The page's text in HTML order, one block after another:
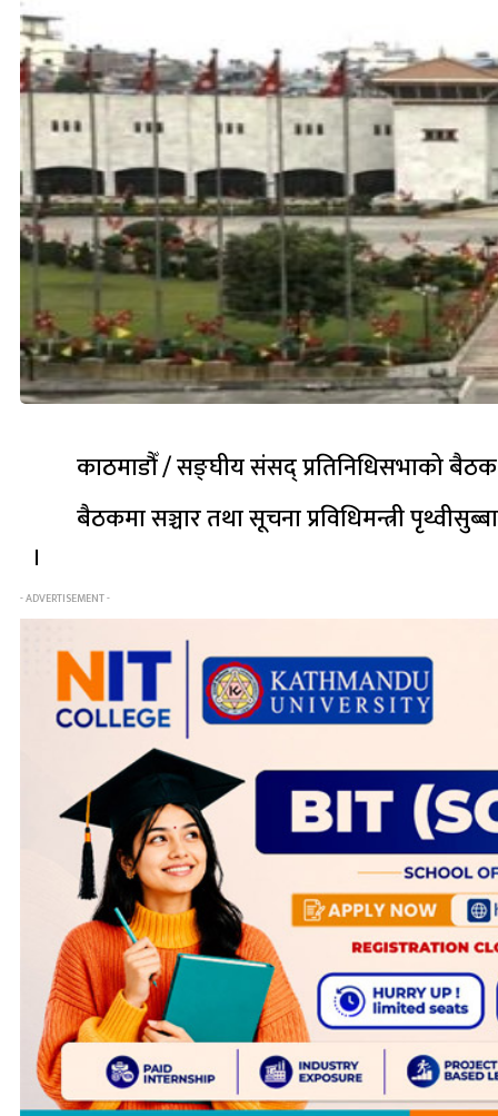
काठमाडौँ / सङ्घीय संसद् प्रतिनिधिसभाको
बैठकमा सञ्चार तथा सूचना प्रविधिमन्त्री
।
- ADVERTISEMENT -